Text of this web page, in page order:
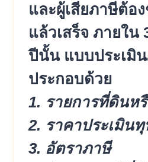
และผู้เสียภาษีต้อ
แล้วเสร็จ ภายใน
ปีนั้น แบบประเมิ
ประกอบด้วย
1. รายการที่ดินห
2. ราคาประเมิน
3. อัตราภาษี